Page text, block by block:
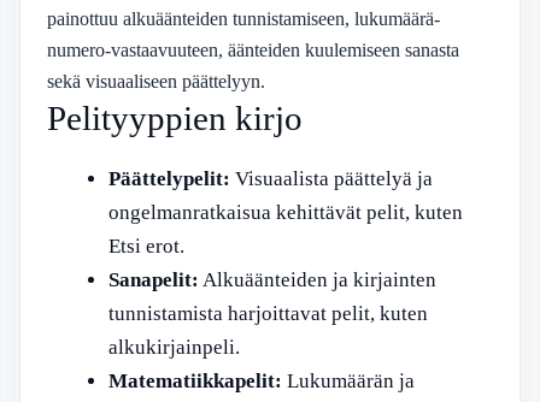
painottuu alkuäänteiden tunnistamiseen, lukumäärä-
numero-vastaavuuteen, äänteiden kuulemiseen sanasta
sekä visuaaliseen päättelyyn.
Pelityyppien kirjo
Päättelypelit: Visuaalista päättelyä ja
ongelmanratkaisua kehittävät pelit, kuten
Etsi erot.
Sanapelit: Alkuäänteiden ja kirjainten
tunnistamista harjoittavat pelit, kuten
alkukirjainpeli.
Matematiikkapelit: Lukumäärän ja